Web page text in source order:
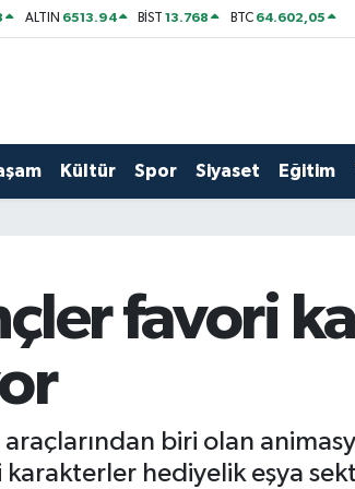
ALTIN 6513.94 BİST13.768 BTC 64.602,05
Kültür Spor Siyaset Eğitim
favori
biri olan
hediyelik eşya